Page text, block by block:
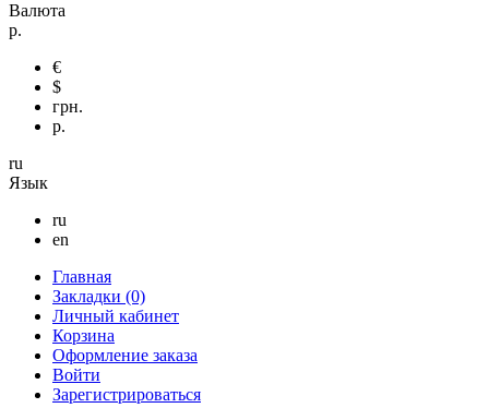
Валюта
р.
€
$
грн.
р.
ru
Язык
ru
en
Главная
Закладки (0)
Личный кабинет
Корзина
Оформление заказа
Войти
Зарегистрироваться